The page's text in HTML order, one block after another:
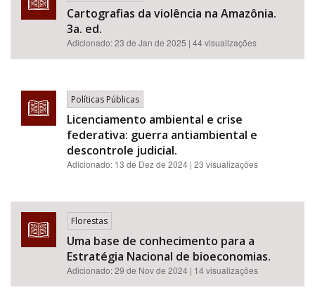
Cartografias da violência na Amazônia.
3a. ed.
Adicionado:23 de Jan de 2025 | 44 visualizações
Políticas Públicas
Licenciamento ambiental e crise
federativa: guerra antiambiental e
descontrole judicial.
Adicionado: 13 de Dez de 2024 | 23 visualizações
Florestas
Uma base de conhecimento para a
Estratégia Nacional de bioeconomias.
Adicionado:29 de Nov de 2024 | 14 visualizações